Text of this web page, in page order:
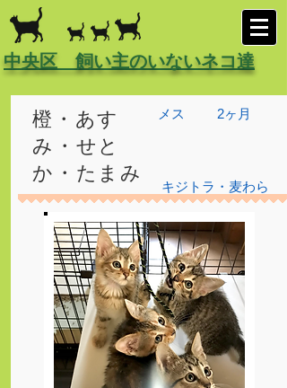
中央区 飼い主のいないネコ達
メス
橙・あす
み・せと
か・たまみ
2ヶ月
キジトラ・麦わら